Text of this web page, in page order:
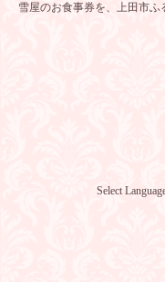
雪屋のお食事券を、上田市ふ
Select